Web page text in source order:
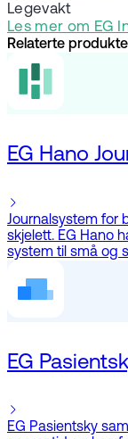
Legevakt
Les mer om EG
Relaterte
EG Hano
Journalsystem for
skjelett. EG Hano
system til små og
EG
EG Pasientsky